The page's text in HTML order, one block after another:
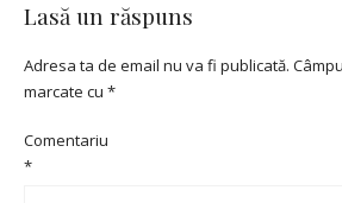
Lasă un răspuns
Adresa ta de email nu va fi publicată.
marcate cu *
Comentariu
*